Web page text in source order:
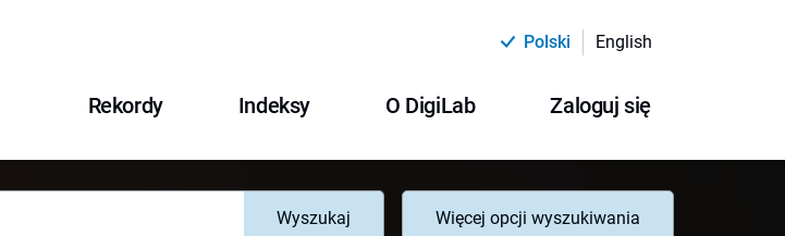
Polski English
Rekordy Indeksy O DigiLab Zaloguj się
Wyszukaj
Więcej opcji wyszukiwania